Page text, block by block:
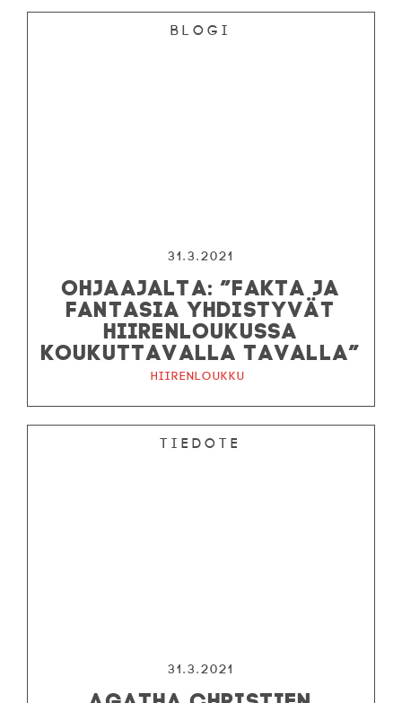
Blogi
31.3.2021
OHJAAJALTA: ”FAKTA JA
FANTASIA YHDISTYVÄT
HIIRENLOUKUSSA
KOUKUTTAVALLA TAVALLA”
Hiirenloukku
Tiedote
31.3.2021
AGATHA CHRISTIEN